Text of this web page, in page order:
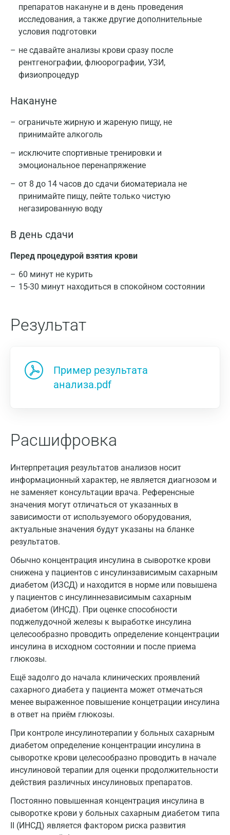
препаратов накануне и в день проведения
исследования, а также другие дополнительные
условия подготовки
не сдавайте анализы крови сразу после
рентгенографии, флюорографии, УЗИ,
физиопроцедур
Накануне
ограничьте жирную и жареную пищу, не
принимайте алкоголь
исключите спортивные тренировки и
эмоциональное перенапряжение
от 8 до 14 часов до сдачи биоматериала не
принимайте пищу, пейте только чистую
негазированную воду
В день сдачи
Перед процедурой взятия крови
60 минут не курить
15-30 минут находиться в спокойном состоянии
Результат
Пример результата
анализа.pdf
Расшифровка
Интерпретация результатов анализов носит
информационный характер, не является диагнозом и
не заменяет консультации врача. Референсные
значения могут отличаться от указанных в
зависимости от используемого оборудования,
актуальные значения будут указаны на бланке
результатов.
Обычно концентрация инсулина в сыворотке крови
снижена у пациентов с инсулинзависимым сахарным
диабетом (ИЗСД) и находится в норме или повышена
у пациентов с инсулиннезависимым сахарным
диабетом (ИНСД). При оценке способности
поджелудочной железы к выработке инсулина
целесообразно проводить определение концентрации
инсулина в исходном состоянии и после приема
глюкозы.
Ещё задолго до начала клинических проявлений
сахарного диабета у пациента может отмечаться
менее выраженное повышение концетрации инсулина
в ответ на приём глюкозы.
При контроле инсулинотерапии у больных сахарным
диабетом определение концентрации инсулина в
сыворотке крови целесообразно проводить в начале
инсулиновой терапии для оценки продолжительности
действия различных инсулиновых препаратов.
Постоянно повышенная концентрация инсулина в
сыворотке крови у больных сахарным диабетом типа
II (ИНСД) является фактором риска развития